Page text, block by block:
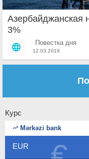
Азербайджанская
3%
Повестка дня
12.03.2019
Курс
Mərkəzi bank
RUB